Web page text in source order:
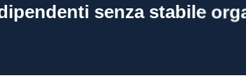
senza stabile